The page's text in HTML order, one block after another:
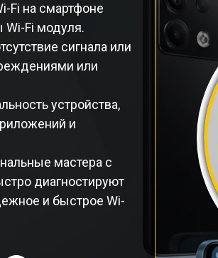
Fi на смартфоне
Wi-Fi модуля.
сигнала или
или
устройства,
и
мастера с
диагностируют
и быстрое Wi-